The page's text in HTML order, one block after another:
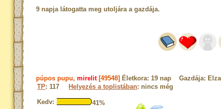
9 napja látogatta meg utoljára a gazdája.
púpos pupu,mirelit[49548] Életkora: 19 nap Gazdája: Elza
TP: 117 Helyezés a toplistában: nincs még
Kedv:
41%